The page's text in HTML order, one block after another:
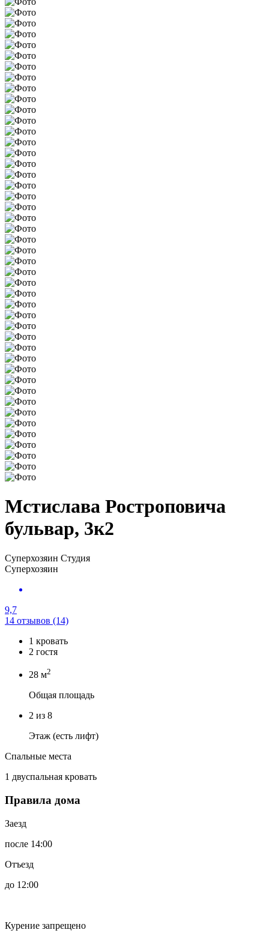
Мстислава Ростроповича
бульвар, 3к2
Суперхозяин Студия
Суперхозяин
9,7
14 отзывов (14)
1 кровать
2 гостя
28 м2
Общая площадь
2 из 8
Этаж (есть лифт)
Спальные места
1 двуспальная кровать
Правила дома
Заезд
после 14:00
Отъезд
до 12:00
Курение запрещено